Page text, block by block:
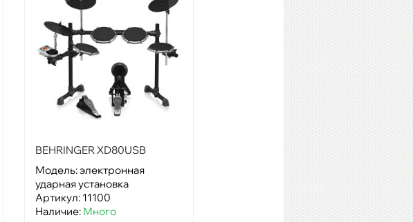
BEHRINGER XD80USB
Модель: электронная
ударная установка
Артикул: 11100
Наличие: Много